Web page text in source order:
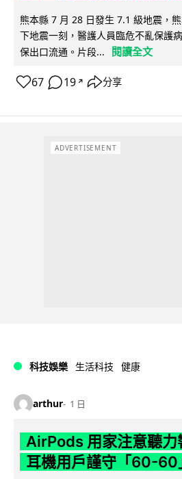
熊本縣 7 月 28 日發生 7.1 級地震，
下地震一刻，醫護人員臨危不亂保護
保出口流通。片段...
閱讀全文
67 19 ↗ 分享
ADVERTISEMENT
科技娛樂 生活科技 健康
arthur 1 日
AirPods 用家注意聽力
耳機用戶謹守「60-60